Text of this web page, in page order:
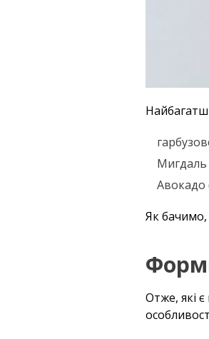
Мигдаль
Авокадо
Як бачимо,
Отже, які